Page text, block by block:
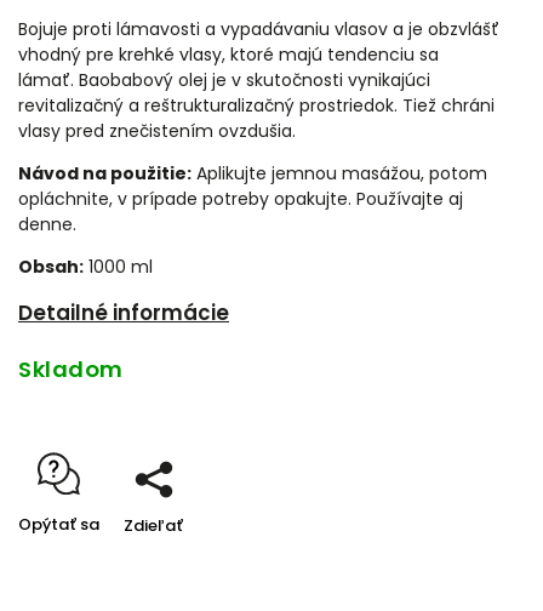
Bojuje proti lámavosti a vypadávaniu vlasov a je obzvlášť
vhodný pre krehké vlasy, ktoré majú tendenciu sa
lámať. Baobabový olej je v skutočnosti vynikajúci
revitalizačný a reštrukturalizačný prostriedok. Tiež chráni
vlasy pred znečistením ovzdušia.
Návod na použitie: Aplikujte jemnou masážou, potom
opláchnite, v prípade potreby opakujte. Používajte aj
denne.
Obsah: 1000 ml
Detailné informácie
Skladom
Opýtať sa Zdieľať